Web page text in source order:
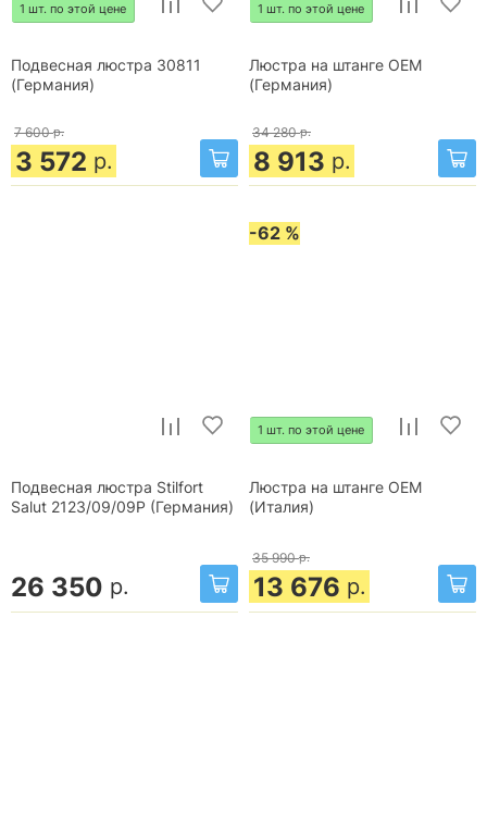
1 шт. по этой цене
Подвесная люстра 30811
(Германия)
7 600 р.
3 572 р.
1 шт. по этой цене
Люстра на штанге OEM
(Германия)
34 280 р.
8 913 р.
Подвесная люстра Stilfort
Salut 2123/09/09P (Германия)
26 350 р.
-62 %
1 шт. по этой цене
Люстра на штанге OEM
(Италия)
35 990 р.
13 676 р.